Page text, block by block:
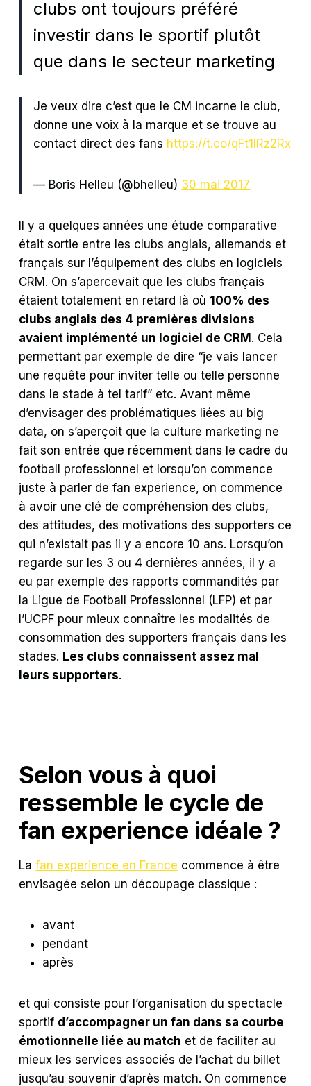
clubs ont toujours préféré
investir dans le sportif plutôt
que dans le secteur marketing
Je veux dire c’est que le CM incarne le club,
donne une voix à la marque et se trouve au
contact direct des fans https://t.co/qFt1lRz2Rx
— Boris Helleu (@bhelleu) 30 mai 2017
Il y a quelques années une étude comparative
était sortie entre les clubs anglais, allemands et
français sur l’équipement des clubs en logiciels
CRM. On s’apercevait que les clubs français
étaient totalement en retard là où 100% des
clubs anglais des 4 premières divisions
avaient implémenté un logiciel de CRM. Cela
permettant par exemple de dire “je vais lancer
une requête pour inviter telle ou telle personne
dans le stade à tel tarif” etc. Avant même
d’envisager des problématiques liées au big
data, on s’aperçoit que la culture marketing ne
fait son entrée que récemment dans le cadre du
football professionnel et lorsqu’on commence
juste à parler de fan experience, on commence
à avoir une clé de compréhension des clubs,
des attitudes, des motivations des supporters ce
qui n’existait pas il y a encore 10 ans. Lorsqu’on
regarde sur les 3 ou 4 dernières années, il y a
eu par exemple des rapports commandités par
la Ligue de Football Professionnel (LFP) et par
l’UCPF pour mieux connaître les modalités de
consommation des supporters français dans les
stades. Les clubs connaissent assez mal
leurs supporters.
Selon vous à quoi
ressemble le cycle de
fan experience idéale ?
Lafan experience en France commence à être
envisagée selon un découpage classique :
avant
pendant
après
et qui consiste pour l’organisation du spectacle
sportif d’accompagner un fan dans sa courbe
émotionnelle liée au match et de faciliter au
mieux les services associés de l’achat du billet
jusqu’au souvenir d’après match. On commence